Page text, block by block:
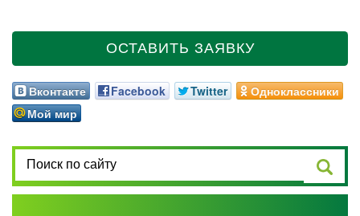
ОСТАВИТЬ ЗАЯВКУ
Вконтакте Facebook Twitter
Одноклассники
Мой мир